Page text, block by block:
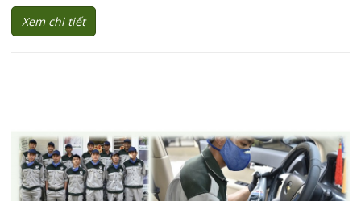
Xem chi tiết